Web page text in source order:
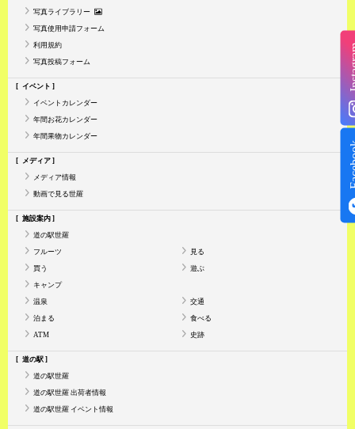
写真ライブラリー
写真使用申請フォーム
利用規約
写真投稿フォーム
イベント
イベントカレンダー
年間お花カレンダー
年間果物カレンダー
メディア
メディア情報
動画で見る世羅
施設案内
道の駅世羅
フルーツ 見る
買う 遊ぶ
キャンプ
温泉 交通
泊まる 食べる
ATM 史跡
道の駅
道の駅世羅
道の駅世羅 出荷者情報
道の駅世羅 イベント情報